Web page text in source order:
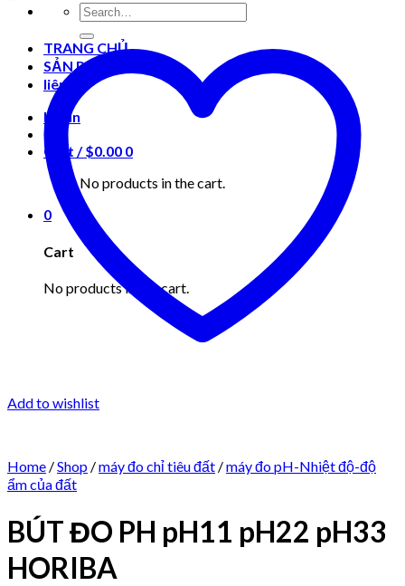
Search
for:
TRANG CHỦ
SẢN PHẨM
liên hệ
Login
Cart /$0.00 0
No products in the cart.
0
Cart
No products in the cart.
Add to wishlist
Home /Shop /máy đo chỉ tiêu đất /máy đo pH-Nhiệt độ-độ
ẩm của đất
BÚT ĐO PH pH11 pH22 pH33
HORIBA